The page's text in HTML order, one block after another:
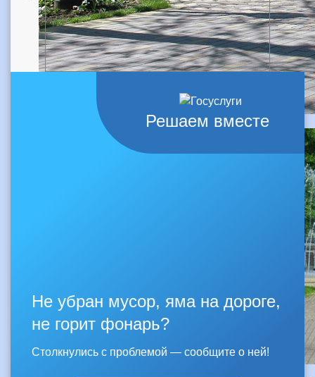
Решаем вместе
Не убран мусор, яма на дороге,
не горит фонарь?
Столкнулись с проблемой — сообщите о ней!